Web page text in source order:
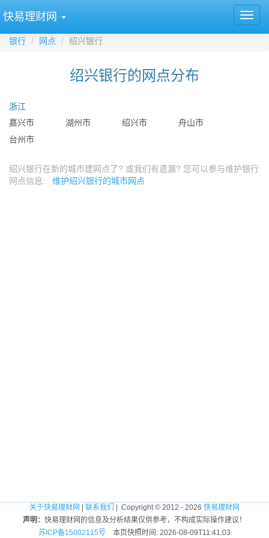
快易理财网
银行 网点 绍兴银行
绍兴银行的网点分布
浙江
嘉兴市 湖州市 绍兴市
舟山市
台州市
绍兴银行在新的城市建网点了? 或我们有遗漏? 您可以参与维护银行
网点信息: 维护绍兴银行的城市网点
关于快易理财网 联系我们 | Copyright © 2012 - 2026 快易理财网
声明： 快易理财网的信息及分析结果仅供参考，不构成实际操作建议！
苏ICP备15002115号 本页快照时间: 2026-08-09T11:41:03